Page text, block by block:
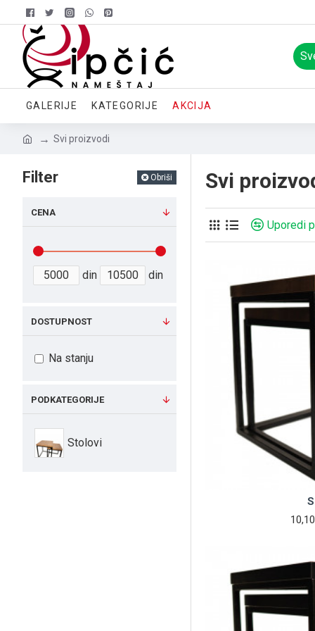
GALERIJE KATEGORIJE AKCIJA
Svi proizvodi
Filter Obriši
CENA
din din
PODKATEGORIJE
Stolovi
DOSTUPNOST
Na stanju
Svi
Uporedi